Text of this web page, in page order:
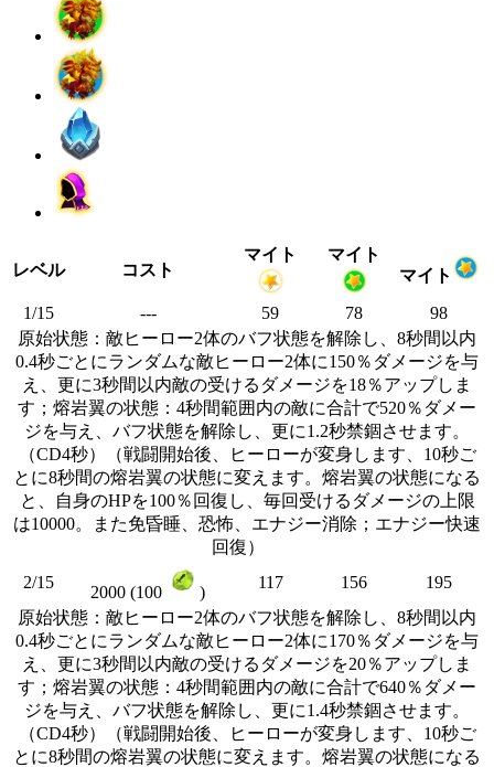
レベル コスト
マイト
マイト
マイト
1/15
--- 59 78
98
原始状態：敵ヒーロー2体のバフ状態を解除し、8秒間以内
0.4秒ごとにランダムな敵ヒーロー2体に150％ダメージを与
え、更に3秒間以内敵の受けるダメージを18％アップしま
す；熔岩翼の状態：4秒間範囲内の敵に合計で520％ダメー
ジを与え、バフ状態を解除し、更に1.2秒禁錮させます。
（CD4秒）（戦闘開始後、ヒーローが変身します、10秒ご
とに8秒間の熔岩翼の状態に変えます。熔岩翼の状態になる
と、自身のHPを100％回復し、毎回受けるダメージの上限
は10000。また免昏睡、恐怖、エナジー消除；エナジー快速
回復）
2/15
2000 (100 )
117 156
195
原始状態：敵ヒーロー2体のバフ状態を解除し、8秒間以内
0.4秒ごとにランダムな敵ヒーロー2体に170％ダメージを与
え、更に3秒間以内敵の受けるダメージを20％アップしま
す；熔岩翼の状態：4秒間範囲内の敵に合計で640％ダメー
ジを与え、バフ状態を解除し、更に1.4秒禁錮させます。
（CD4秒）（戦闘開始後、ヒーローが変身します、10秒ご
とに8秒間の熔岩翼の状態に変えます。熔岩翼の状態になる